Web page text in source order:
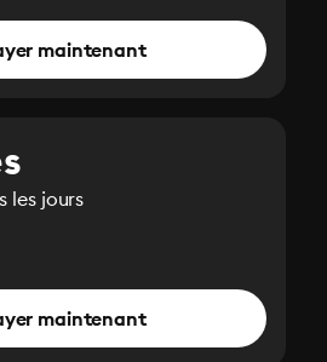
maintenant
les jours
maintenant